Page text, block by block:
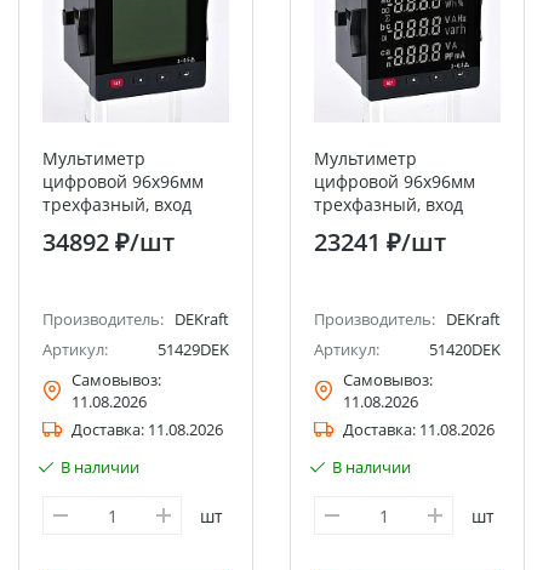
Мультиметр
цифровой 96х96мм
трехфазный, вход
600В 1А, RS485, LCD-
дисплей МТ-96D
34892 ₽/шт
Производитель: DEKraft
Артикул:
51429DEK
Самовывоз:
11.08.2026
Доставка: 11.08.2026
В наличии
шт
Мультиметр
цифровой 96х96мм
трехфазный, вход
600В 5А, RS485, LED-
дисплей МТ-96D
23241 ₽/шт
Производитель: DEKraft
Артикул:
51420DEK
Самовывоз:
11.08.2026
Доставка: 11.08.2026
В наличии
шт